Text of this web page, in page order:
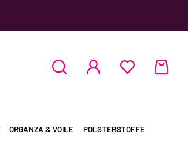
ORGANZA & VOILE
POLSTERSTOFFE